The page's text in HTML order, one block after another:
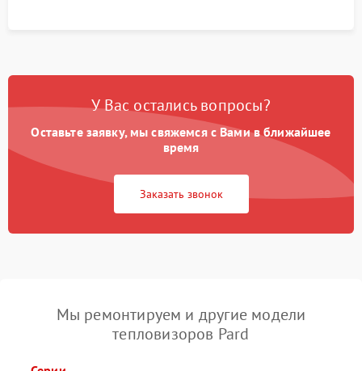
У Вас остались вопросы?
Оставьте заявку, мы свяжемся с Вами в ближайшее
время
Заказать звонок
Мы ремонтируем и другие модели
тепловизоров Pard